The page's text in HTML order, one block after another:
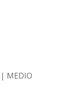
| MEDIO